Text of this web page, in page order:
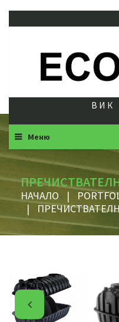
ВИК
Меню
НАЧАЛО |
|